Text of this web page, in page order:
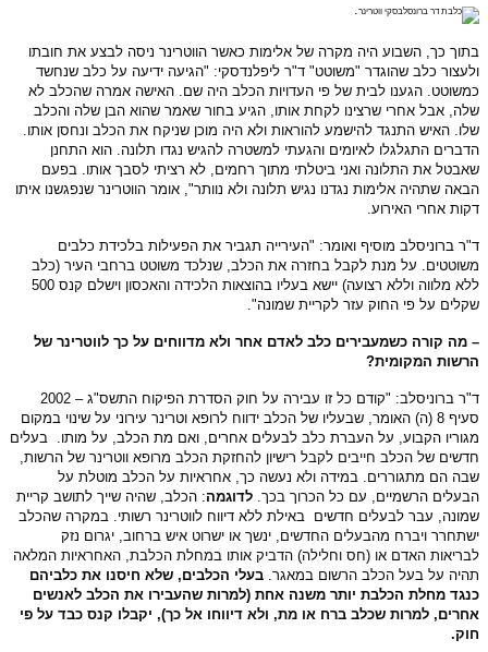
.
בתוך כך, השבוע היה מקרה של אלימות כאשר הווטרינר ניסה לבצע את חובתו
ולעצור כלב שהוגדר "משוטט" ד"ר ליפלנדסקי: "הגיעה ידיעה על כלב שנחשד
כמשוטט. הגענו לבית של פי העדויות הכלב היה שם. האישה אמרה שהכלב לא
שלה, אבל אחרי שרצינו לקחת אותו, הגיע בחור שאמר שהוא הבן שלה והכלב
שלו. האיש התנגד להישמע להוראות ולא היה מוכן שניקח את הכלב ונחסן אותו.
הדברים התגלגלו לאיומים והגעתי למשטרה להגיש נגדו תלונה. הוא התחנן
שאבטל את התלונה ואני ביטלתי מתוך רחמים, לא רציתי לסבך אותו. בפעם
הבאה שתהיה אלימות נגדנו נגיש תלונה ולא נוותר", אומר הווטרינר שנפגשנו איתו
דקות אחרי האירוע.
ד"ר ברוניסלב מוסיף ואומר: "העירייה תגביר את הפעילות בלכידת כלבים
משוטטים. על מנת לקבל בחזרה את הכלב, שנלכד משוטט ברחבי העיר (כלב
ללא מלווה וללא רצועה) יישא בעליו בהוצאות הלכידה והאכסון וישלם קנס 500
שקלים על פי החוק עזר לקריית שמונה".
– מה קורה כשמעבירים כלב לאדם אחר ולא מדווחים על כך לווטרינר של
הרשות המקומית?
ד"ר ברוניסלב: "קודם כל זו עבירה על חוק הסדרת הפיקוח התשס"ג – 2002
סעיף 8 (ה) האומר, שבעליו של הכלב ידווח לרופא וטרינר עירוני על שינוי במקום
מגוריו הקבוע, על העברת כלב לבעלים אחרים, ואם מת הכלב, על מותו. בעלים
חדשים של הכלב חייבים לקבל רישיון להחזקת הכלב מרופא ווטרינר של הרשות,
שבה הם מתגוררים. במידה ולא נעשה כך, אחראיות על הכלב מוטלת על
הבעלים הרשמיים, עם כל הכרוך בכך. לדוגמה: הכלב, שהיה שייך לתושב קריית
שמונה, עבר לבעלים חדשים באילת ללא דיווח לווטרינר רשותי. במקרה שהכלב
ישתחרר ויברח מהבעלים החדשים, ינשך או ישרוט איש ברחוב, יגרום נזק
לבריאות האדם או (חס וחלילה) הדביק אותו במחלת הכלבת, האחראיות המלאה
תהיה על בעל הכלב הרשום במאגר. בעלי הכלבים, שלא חיסנו את כלביהם
כנגד מחלת הכלבת יותר משנה אחת (למרות שהעבירו את הכלב לאנשים
אחרים, למרות שכלב ברח או מת, ולא דיווחו אל כך), יקבלו קנס כבד על פי
חוק.